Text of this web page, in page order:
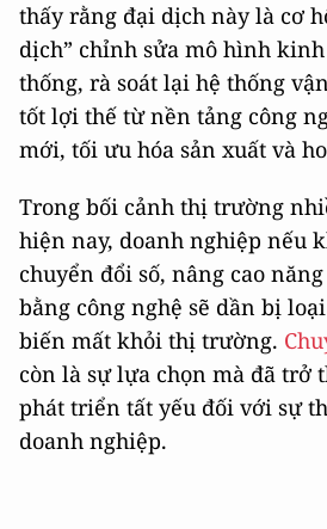
thấy rằng đại dịch này là cơ
dịch” chỉnh sửa mô hình
thống, rà soát lại hệ thống
tốt lợi thế từ nền tảng công
mới, tối ưu hóa sản xuất và
Trong bối cảnh thị trường
hiện nay, doanh nghiệp nếu
chuyển đổi số, nâng cao
bằng công nghệ sẽ dần bị
biến mất khỏi thị trường.
còn là sự lựa chọn mà đã trở
phát triển tất yếu đối với sự
doanh nghiệp.